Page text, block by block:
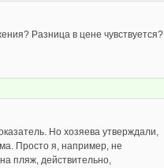
Разница в цене чувствуется?
Но хозяева утверждали,
Просто я, например, не
пляж, действительно,